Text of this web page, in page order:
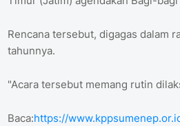
Rencana tersebut, digagas dalam
tahunnya.
"Acara tersebut memang rutin
Baca:https://